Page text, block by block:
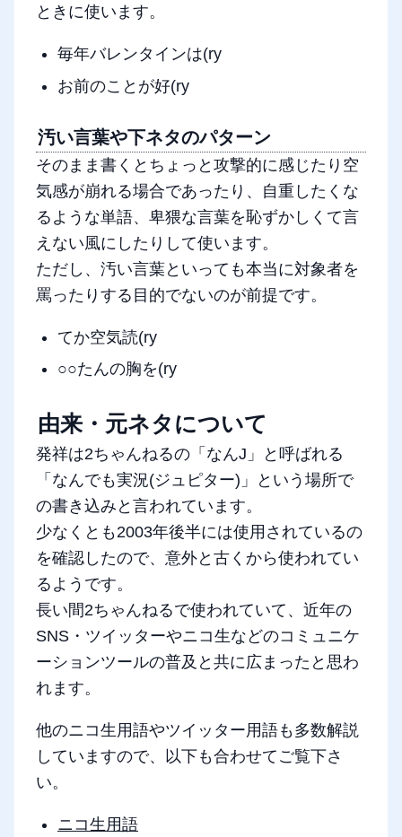
ときに使います。
毎年バレンタインは(ry
お前のことが好(ry
汚い言葉や下ネタのパターン
そのまま書くとちょっと攻撃的に感じたり空
気感が崩れる場合であったり、自重したくな
るような単語、卑猥な言葉を恥ずかしくて言
えない風にしたりして使います。
ただし、汚い言葉といっても本当に対象者を
罵ったりする目的でないのが前提です。
てか空気読(ry
○○たんの胸を(ry
由来・元ネタについて
発祥は2ちゃんねるの「なんJ」と呼ばれる
「なんでも実況(ジュピター)」という場所で
の書き込みと言われています。
少なくとも2003年後半には使用されているの
を確認したので、意外と古くから使われてい
るようです。
長い間2ちゃんねるで使われていて、近年の
SNS・ツイッターやニコ生などのコミュニケ
ーションツールの普及と共に広まったと思わ
れます。
他のニコ生用語やツイッター用語も多数解説
していますので、以下も合わせてご覧下さ
い。
ニコ生用語